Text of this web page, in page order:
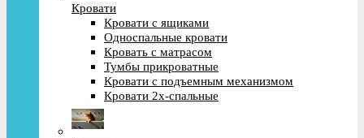
Кровати
Кровати с ящиками
Односпальные кровати
Кровать с матрасом
Тумбы прикроватные
Кровати с подъемным механизмом
Кровати 2х-спальные